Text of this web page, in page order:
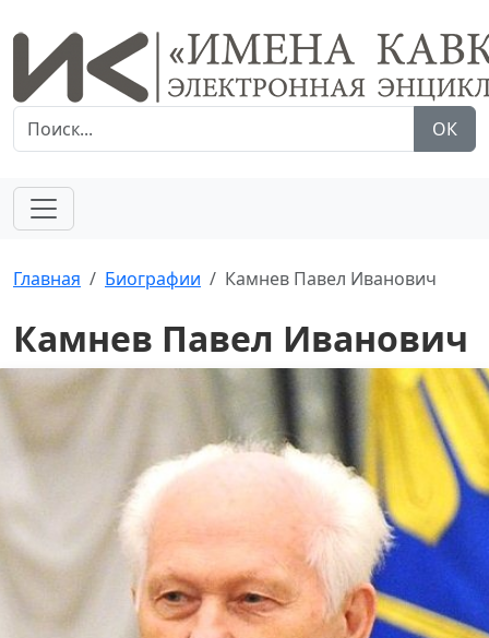
ОК
Главная Биографии Камнев Павел Иванович
Камнев Павел Иванович